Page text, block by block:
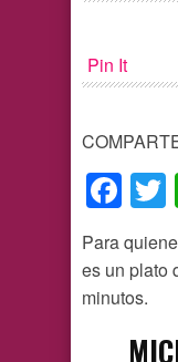
Pin It
Para
es un plato
minutos.